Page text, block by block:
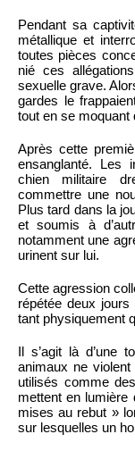
Pendant sa
métallique et
toutes pièces
nié ces
sexuelle grave.
gardes le
tout en se moquant
Après cette
ensanglanté. Les
chien militaire
commettre une
Plus tard dans la
et soumis à
notamment une
urinent sur lui.
Cette agression
répétée deux
tant physiquement
Il s’agit là d’une
animaux ne
utilisés comme
mettent en
mises au rebut »
sur lesquelles un